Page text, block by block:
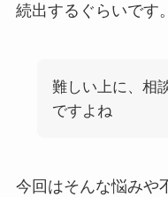
続出するぐらいです。
難しい上に、相
ですよね
今回はそんな悩みや